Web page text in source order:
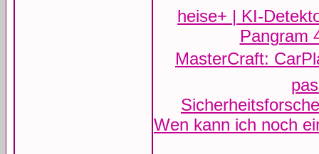
heise+ | KI-
Pangram
MasterCraft:
Wen kann ich noch